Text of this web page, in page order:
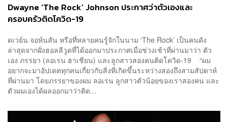
Dwayne ‘The Rock’ Johnson ประกาศว่าตัวเองและ
ครอบครัวติดโควิด-19
ดเวย์น จอห์นสัน หรือที่หลายคนรู้จักในนาม ‘The Rock’ เป็นคนดัง
ล่าสุดจากฝั่งฮอลลีวูดที่ได้ออกมาประกาศเมื่อช่วงเช้าที่ผ่านมาว่า ตัว
เอง ภรรยา (ลอเรน ฮาเชียน) และลูกสาวสองคนติดโควิด-19 “ผม
อยากจะมาอัปเดตทุกคนเกี่ยวกับสิ่งที่เกิดขึ้นระหว่างสองถึงสามสัปดาห์
ที่ผ่านมา โดยภรรยาของผม ลอเรน ลูกสาวตัวน้อยของเราสองคน และ
ตัวผมเองได้ผลออกมาว่าติด...